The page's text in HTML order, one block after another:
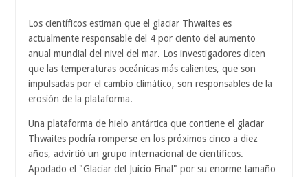
Los científicos estiman que el glaciar Thwaites es
actualmente responsable del 4 por ciento del aumento
anual mundial del nivel del mar. Los investigadores dicen
que las temperaturas oceánicas más calientes, que son
impulsadas por el cambio climático, son responsables de la
erosión de la plataforma.
Una plataforma de hielo antártica que contiene el glaciar
Thwaites podría romperse en los próximos cinco a diez
años, advirtió un grupo internacional de científicos.
Apodado el "Glaciar del Juicio Final" por su enorme tamaño